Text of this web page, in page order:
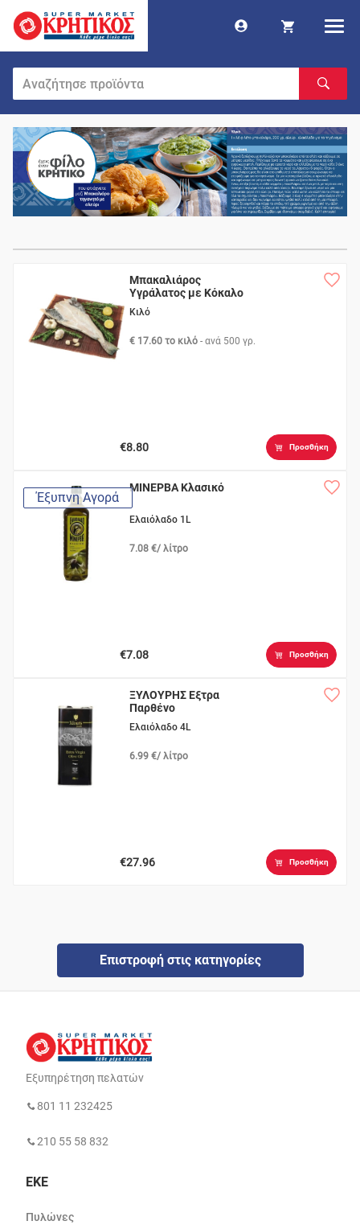
Μπακαλιάρος
Υγράλατος με Κόκαλο
Νορβηγίας
Κιλό
€ 17.60 το κιλό - ανά 500 γρ.
€8.80 Προσθήκη
Έξυπνη Αγορά
ΜΙΝΕΡΒΑ Κλασικό
Ελαιόλαδο 1L
7.08 €/ λίτρο
€7.08 Προσθήκη
ΞΥΛΟΥΡΗΣ Εξτρα
Παρθένο
Ελαιόλαδο 4L
6.99 €/ λίτρο
€27.96 Προσθήκη
Επιστροφή στις κατηγορίες
Εξυπηρέτηση πελατών
801 11 232425
210 55 58 832
ΕΚΕ
Πυλώνες